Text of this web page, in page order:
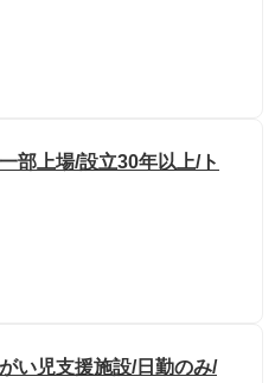
部上場/設立30年以上/ト
い児支援施設/日勤のみ/